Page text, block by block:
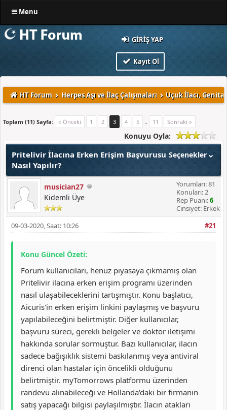
Menu
GIRIŞ YAP
Kayıt Ol
HT Forum Herpes Aşı ve İlaç Çalışmaları Uçuk İlacı,
Toplam (11) Sayfa: « Önceki 1 2 3 4 5 .. 11 Sonraki »
Konuyu Oyla:
Seçenekler
Pritelivir İlacına Erken Erişim Başvurusu
Nasıl Yapılır?
musician27
Kidemli Üye
Yorumları: 81
Konuları: 2
Rep Puanı:6
Cinsiyet: Erkek
#21
09-03-2020, Saat: 10:26
Konu Güncel Özeti:
Forum kullanıcıları, henüz piyasaya çıkmamış olan
Pritelivir ilacına erken erişim programı üzerinden
nasıl ulaşabileceklerini tartışmıştır. Konu başlatıcı,
Aicuris'in erken erişim linkini paylaşmış ve başvuru
yapılabileceğini belirtmiştir. Diğer kullanıcılar,
başvuru süreci, gerekli belgeler ve doktor iletişimi
hakkında sorular sormuştur. Bazı kullanıcılar, ilacın
sadece bağışıklık sistemi baskılanmış veya antiviral
direnci olan hastalar için öncelikli olduğunu
belirtmiştir. myTomorrows platformu üzerinden
randevu alınabileceği ve Hollanda'daki bir firmanın
satış yapacağı bilgisi paylaşılmıştır. İlacın atakları